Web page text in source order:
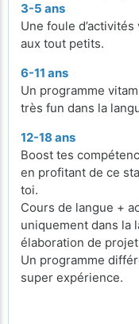
3-5 ans
Une foule
aux tout petits.
6-11 ans
Un programme
très fun dans la
12-18 ans
Boost tes
en profitant de ce
toi.
Cours de langue +
uniquement dans la
élaboration de
Un programme
super expérience.